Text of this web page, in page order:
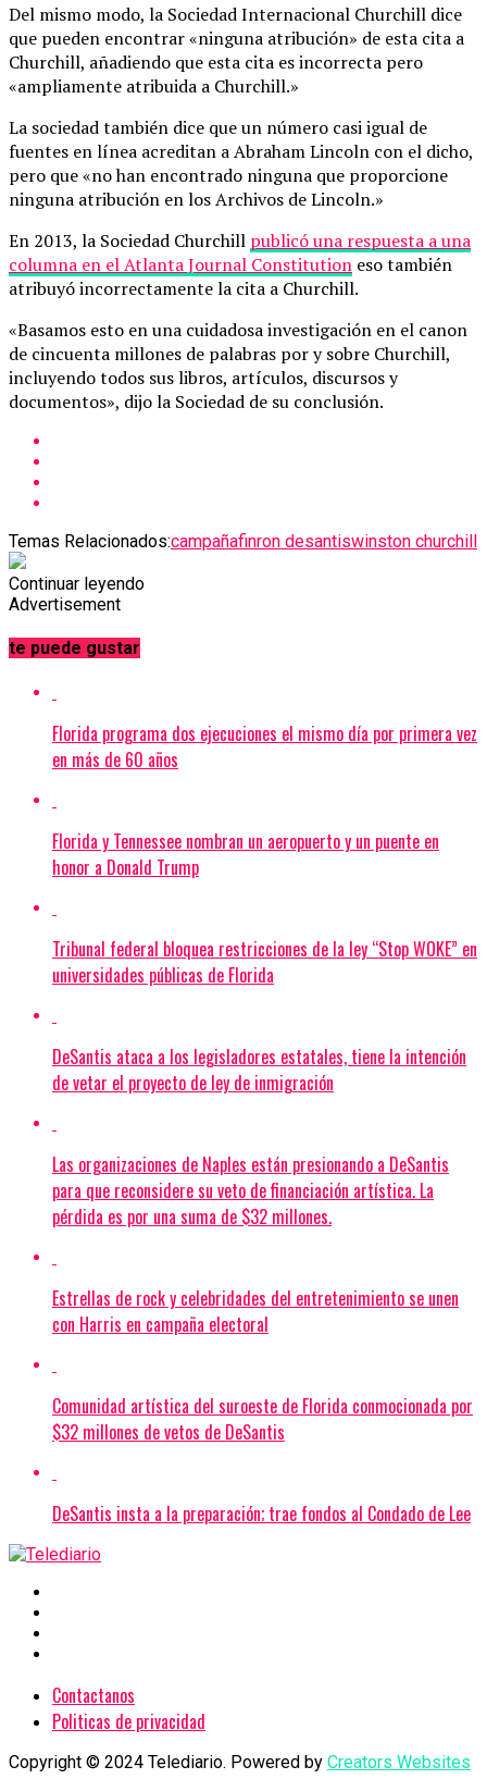
Del mismo modo, la Sociedad Internacional Churchill dice
que pueden encontrar «ninguna atribución» de esta cita a
Churchill, añadiendo que esta cita es incorrecta pero
«ampliamente atribuida a Churchill.»
La sociedad también dice que un número casi igual de
fuentes en línea acreditan a Abraham Lincoln con el dicho,
pero que «no han encontrado ninguna que proporcione
ninguna atribución en los Archivos de Lincoln.»
En 2013, la Sociedad Churchill publicó una respuesta a una
columna en el Atlanta Journal Constitution eso también
atribuyó incorrectamente la cita a Churchill.
«Basamos esto en una cuidadosa investigación en el canon
de cincuenta millones de palabras por y sobre Churchill,
incluyendo todos sus libros, artículos, discursos y
documentos», dijo la Sociedad de su conclusión.
Temas Relacionados:campañafinron desantiswinston churchill
Continuar leyendo
Advertisement
te puede gustar
Florida programa dos ejecuciones el mismo día por primera vez
en más de 60 años
Florida y Tennessee nombran un aeropuerto y un puente en
honor a Donald Trump
Tribunal federal bloquea restricciones de la ley “Stop WOKE” en
universidades públicas de Florida
DeSantis ataca a los legisladores estatales, tiene la intención
de vetar el proyecto de ley de inmigración
Las organizaciones de Naples están presionando a DeSantis
para que reconsidere su veto de financiación artística. La
pérdida es por una suma de $32 millones.
Estrellas de rock y celebridades del entretenimiento se unen
con Harris en campaña electoral
Comunidad artística del suroeste de Florida conmocionada por
$32 millones de vetos de DeSantis
DeSantis insta a la preparación; trae fondos al Condado de Lee
Contactanos
Politicas de privacidad
Copyright © 2024 Telediario. Powered by Creators Websites